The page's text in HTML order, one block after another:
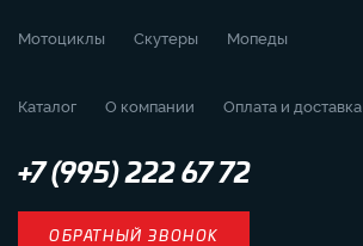
Мотоциклы Скутеры Мопеды
Каталог О компании Оплата и доставка
+7 (995) 222 67 72
ОБРАТНЫЙ ЗВОНОК